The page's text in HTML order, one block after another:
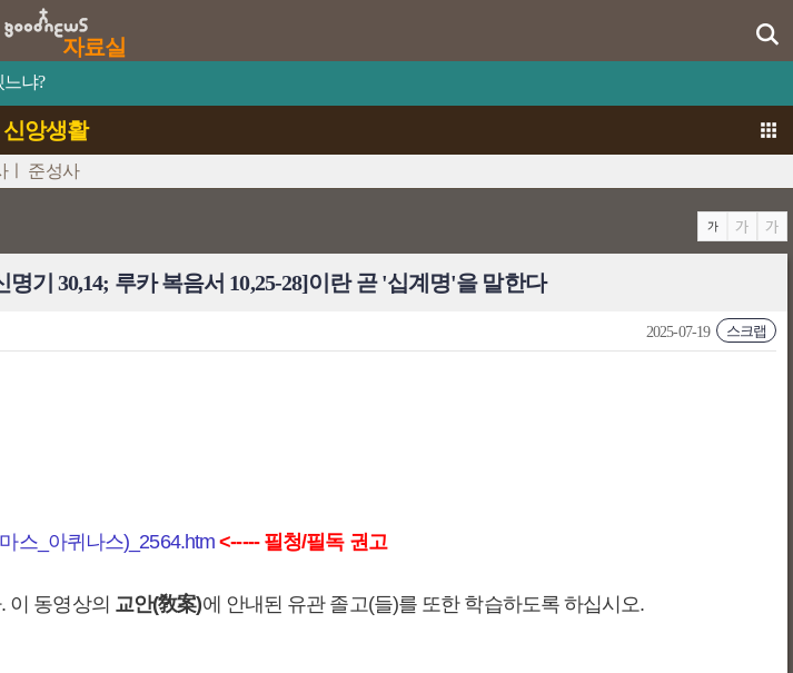
자료실
느냐?
신앙생활
ㅣ 준성사
기 30,14; 루카 복음서 10,25-28]이란 곧 '십계명'을 말한다
스크랩
2025-07-19
스_아퀴나스)_2564.htm <----- 필청/필독 권고
이 동영상의 교안(敎案)에 안내된 유관 졸고(들)를 또한 학습하도록 하십시오.